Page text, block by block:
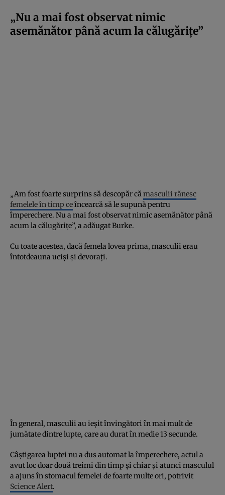
„Nu a mai fost observat nimic
asemănător până acum la călugărițe”
„Am fost foarte surprins să descopăr cămasculii rănesc
femelele în timp ceîncearcă să le supună pentru
împerechere. Nu a mai fost observat nimic asemănător până
acum la călugărițe”, a adăugat Burke.
Cu toate acestea, dacă femela lovea prima, masculii erau
întotdeauna uciși și devorați.
În general, masculii au ieșit învingători în mai mult de
jumătate dintre lupte, care au durat în medie 13 secunde.
Câștigarea luptei nu a dus automat la împerechere, actul a
avut loc doar două treimi din timp și chiar și atunci masculul
a ajuns în stomacul femelei de foarte multe ori, potrivit
Science Alert.